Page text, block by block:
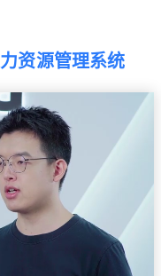
资源管理系统